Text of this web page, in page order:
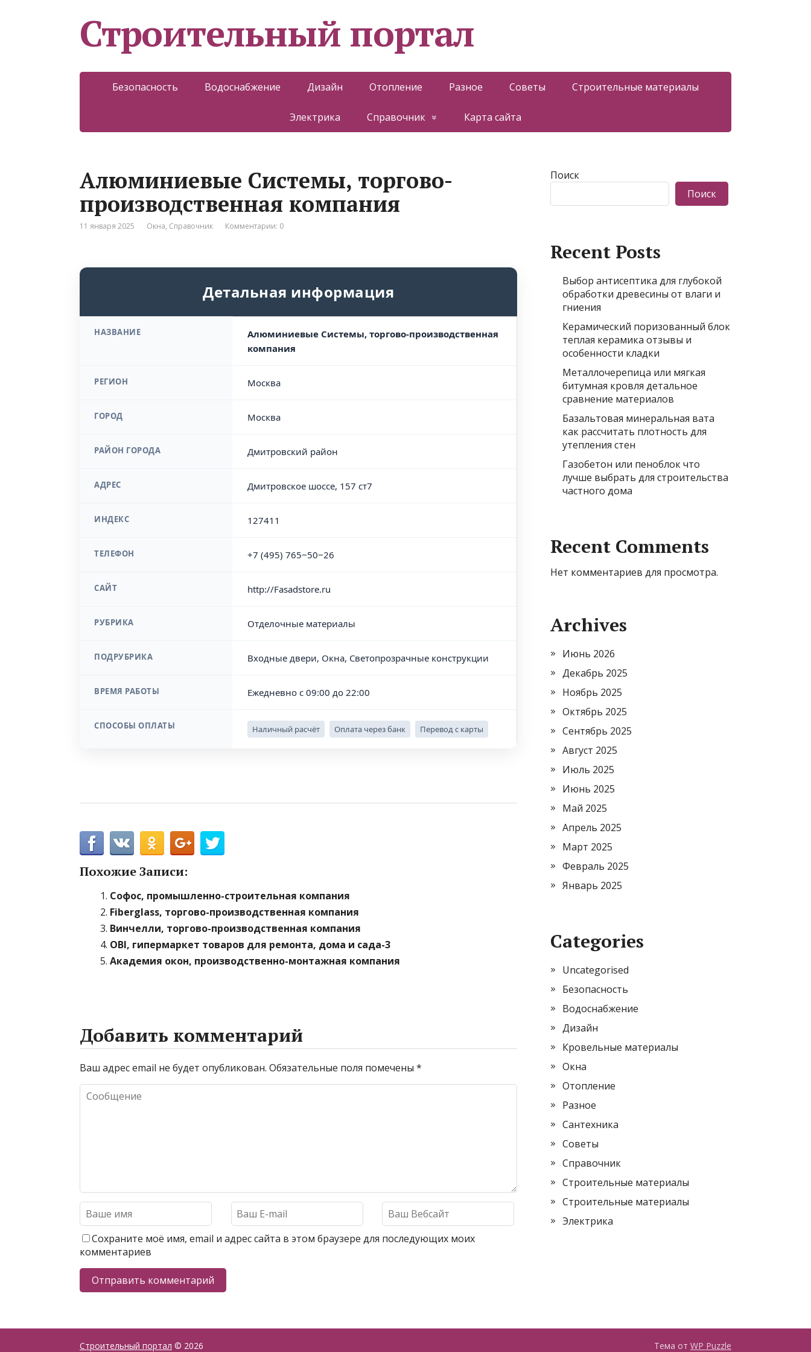
Строительный портал
Безопасность Водоснабжение Дизайн Отопление Разное Советы Строительные материалы
Электрика Справочник Карта сайта
Алюминиевые Системы, торгово-
производственная компания
11 января 2025 Окна, Справочник Комментарии: 0
Детальная информация
НАЗВАНИЕ
Алюминиевые Системы, торгово-производственная
компания
РЕГИОН Москва
ГОРОД Москва
РАЙОН ГОРОДА Дмитровский район
АДРЕС Дмитровское шоссе, 157 ст7
ИНДЕКС 127411
ТЕЛЕФОН +7 (495) 765‒50‒26
САЙТ http://Fasadstore.ru
РУБРИКА Отделочные материалы
ПОДРУБРИКА Входные двери, Окна, Светопрозрачные конструкции
ВРЕМЯ РАБОТЫ Ежедневно с 09:00 до 22:00
СПОСОБЫ ОПЛАТЫ Наличный расчёт Оплата через банк Перевод с карты
Похожие Записи:
Софос, промышленно-строительная компания
Fiberglass, торгово-производственная компания
Винчелли, торгово-производственная компания
OBI, гипермаркет товаров для ремонта, дома и сада-3
Академия окон, производственно-монтажная компания
Добавить комментарий
Ваш адрес email не будет опубликован. Обязательные поля помечены *
Сохраните моё имя, email и адрес сайта в этом браузере для последующих моих
комментариев
Поиск
Поиск
Recent Posts
Выбор антисептика для глубокой
обработки древесины от влаги и
гниения
Керамический поризованный блок
теплая керамика отзывы и
особенности кладки
Металлочерепица или мягкая
битумная кровля детальное
сравнение материалов
Базальтовая минеральная вата
как рассчитать плотность для
утепления стен
Газобетон или пеноблок что
лучше выбрать для строительства
частного дома
Recent Comments
Нет комментариев для просмотра.
Archives
Июнь 2026
Декабрь 2025
Ноябрь 2025
Октябрь 2025
Сентябрь 2025
Август 2025
Июль 2025
Июнь 2025
Май 2025
Апрель 2025
Март 2025
Февраль 2025
Январь 2025
Categories
Uncategorised
Безопасность
Водоснабжение
Дизайн
Кровельные материалы
Окна
Отопление
Разное
Сантехника
Советы
Справочник
Строительные материалы
Строительные материалы
Электрика
Строительный портал © 2026 Тема от WP Puzzle